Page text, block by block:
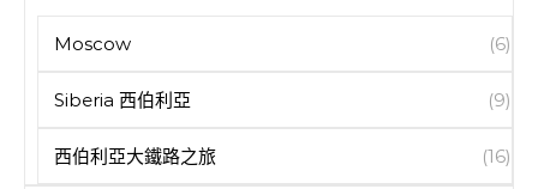
Moscow (6)
Siberia 西伯利亞 (9)
西伯利亞大鐵路之旅 (16)